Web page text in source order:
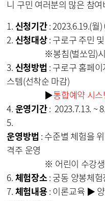
니 구민 여러분의 많은 참
1.신청기간: 2023.6.19.(월
2.신청대상: 구로구 주민
※봉침(벌쏘임)시 봉
3.신청방법 : 구로구 홈페
스템(선착순 마감)
▶통합예약 시
4.운영기간: 2023.7.13. ~
5.
운영방법 : 수준별 체험을
격주 운영
※ 어린이 수강
6.체험장소: 궁동 양봉체
7.체험내용: 이론교육 ▶